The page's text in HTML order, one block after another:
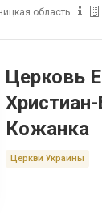
область
Церковь
Кожанка
Церкви Украины